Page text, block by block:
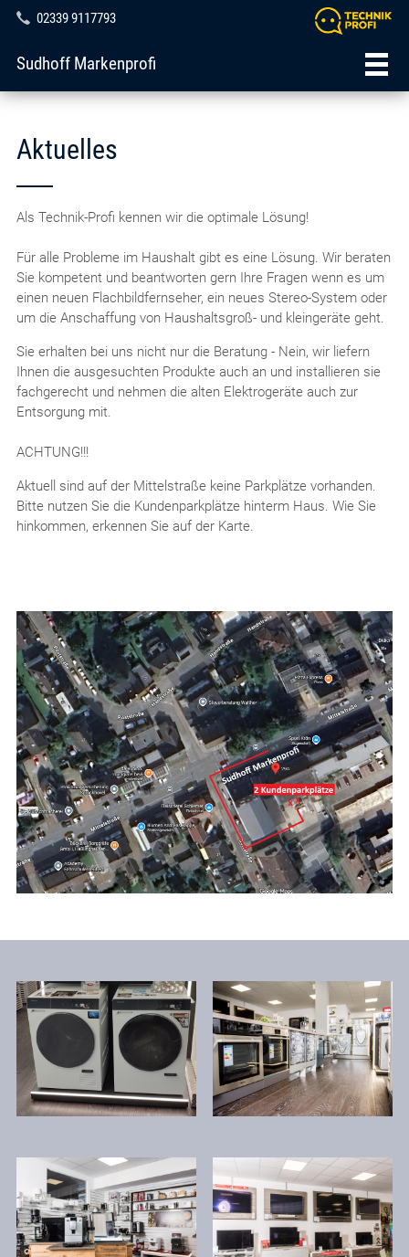
02339 9117793
Sudhoff Markenprofi
Aktuelles
Als Technik-Profi kennen wir die optimale Lösung!
Für alle Probleme im Haushalt gibt es eine Lösung. Wir beraten
Sie kompetent und beantworten gern Ihre Fragen wenn es um
einen neuen Flachbildfernseher, ein neues Stereo-System oder
um die Anschaffung von Haushaltsgroß- und kleingeräte geht.
Sie erhalten bei uns nicht nur die Beratung - Nein, wir liefern
Ihnen die ausgesuchten Produkte auch an und installieren sie
fachgerecht und nehmen die alten Elektrogeräte auch zur
Entsorgung mit.
ACHTUNG!!!
Aktuell sind auf der Mittelstraße keine Parkplätze vorhanden.
Bitte nutzen Sie die Kundenparkplätze hinterm Haus. Wie Sie
hinkommen, erkennen Sie auf der Karte.